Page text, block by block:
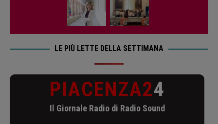
LE PIÙ LETTE DELLA SETTIMANA
PIACENZA24
Il Giornale Radio di Radio Sound